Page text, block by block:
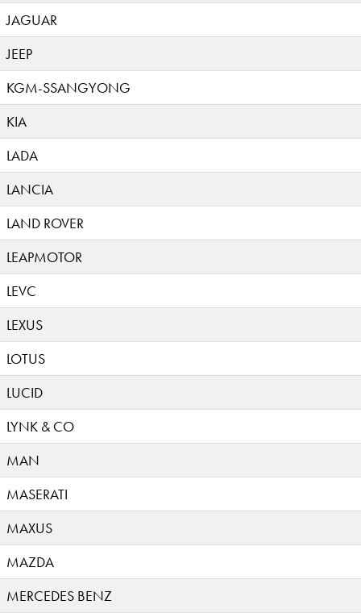
JAGUAR
JEEP
KGM-SSANGYONG
KIA
LADA
LANCIA
LAND ROVER
LEAPMOTOR
LEVC
LEXUS
LOTUS
LUCID
LYNK & CO
MAN
MASERATI
MAXUS
MAZDA
MERCEDES BENZ